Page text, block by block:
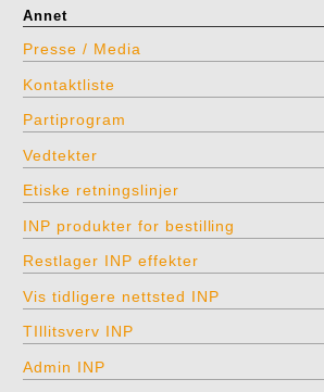
Annet
Presse / Media
Kontaktliste
Partiprogram
Vedtekter
Etiske retningslinjer
INP produkter for bestilling
Restlager INP effekter
Vis tidligere nettsted INP
TIllitsverv INP
Admin INP